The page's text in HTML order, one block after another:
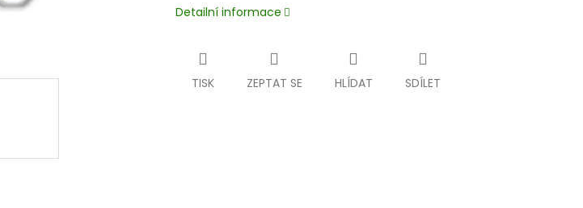
Detailní informace
TISK ZEPTAT SE HLÍDAT SDÍLET